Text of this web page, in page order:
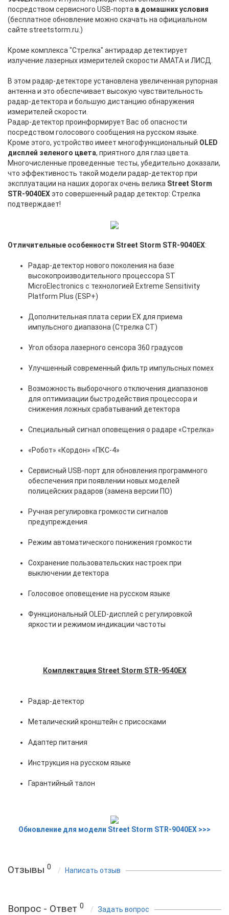
посредством сервисного USB-порта в домашних условия
(бесплатное обновление можно скачать на официальном
сайте streetstorm.ru.)
Кроме комплекса "Стрелка" антирадар детектирует
излучение лазерных измерителей скорости АМАТА и ЛИСД.
В этом радар-детекторе установлена увеличенная рупорная
антенна и это обеспечивает высокую чувствительность
радар-детектора и большую дистанцию обнаружения
измерителей скорости.
Радар-детектор проинформирует Вас об опасности
посредством голосового сообщения на русском языке.
Кроме этого, устройство имеет многофункциональный OLED
дисплей зеленого цвета, приятного для глаз цвета.
Многочисленные проведенные тесты, убедительно доказали,
что эффективность такой модели радар-детектор при
эксплуатации на наших дорогах очень велика Street Storm
STR-9040EXэто совершенный радар детектор: Стрелка
подтверждает!
Отличительные особенности Street Storm STR-9040EX:
Радар-детектор нового поколения на базе
высокопроизводительного процессора ST
MicroElectronics с технологией Extreme Sensitivity
Platform Plus (ESP+)
Дополнительная плата серии EX для приема
импульсного диапазона (Стрелка СТ)
Угол обзора лазерного сенсора 360 градусов
Улучшенный современный фильтр импульсных помех
Возможность выборочного отключения диапазонов
для оптимизации быстродействия процессора и
снижения ложных срабатываний детектора
Специальный сигнал оповещения о радаре «Стрелка»
«Робот» «Кордон» «ПКС-4»
Сервисный USB-порт для обновления программного
обеспечения при появлении новых моделей
полицейских радаров (замена версии ПО)
Ручная регулировка громкости сигналов
предупреждения
Режим автоматического понижения громкости
Сохранение пользовательских настроек при
выключении детектора
Голосовое оповещение на русском языке
Функциональный OLED-дисплей с регулировкой
яркости и режимом индикации частоты
Комплектация Street Storm STR-9540EX
Радар-детектор
Металический кронштейн с присосками
Адаптер питания
Инструкция на русском языке
Гарантийный талон
Обновление для модели Street Storm STR-9040EX >>>
Отзывы 0 Написать отзыв
Вопрос - Ответ 0 Задать вопрос